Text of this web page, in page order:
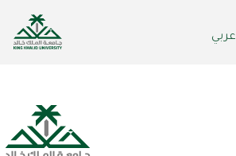
عربي